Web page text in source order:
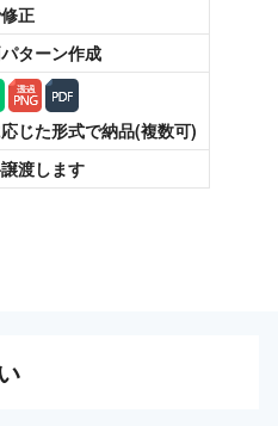
正
ターン作成
じた形式で納品(複数可)
渡します